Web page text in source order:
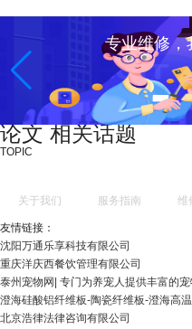
专业维修，
论文 相关话题
TOPIC
关于我们 服务指南 维
友情链接：
沈阳万通乐享科技有限公司
重庆洋庆西餐饮管理有限公司
泰州宠物网| 专门为养宠人提供丰富的宠
澄海硅酸铝纤维板-陶瓷纤维板-澄海高
北京浩律法律咨询有限公司